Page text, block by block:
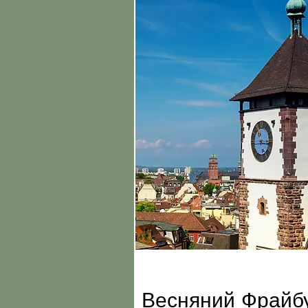
Весняний